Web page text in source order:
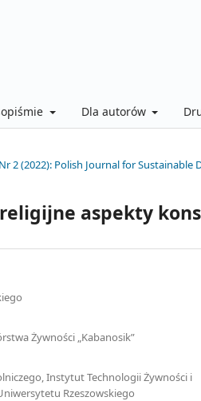
Dla autorów
2 (2022): Polish Journal for Sustainable
aspekty
Żywności „Kabanosik”
Instytut Technologii Żywności i
Rzeszowskiego